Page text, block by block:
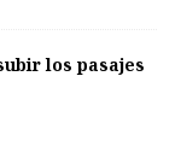
los pasajes